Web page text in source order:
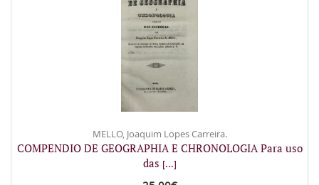
MELLO, Joaquim Lopes Carreira.
COMPENDIO DE GEOGRAPHIA E CHRONOLOGIA Para uso
das [...]